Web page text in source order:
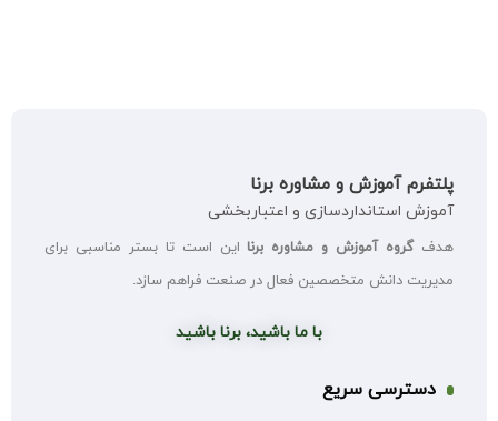
پلتفرم آموزش و مشاوره برنا
آموزش استانداردسازی و اعتباربخشی
هدفگروه آموزش و مشاوره برنا این است تا بستر مناسبی برای
مدیریت دانش متخصصین فعال در صنعت فراهم سازد.
با ما باشید، برنا باشید
دسترسی سریع